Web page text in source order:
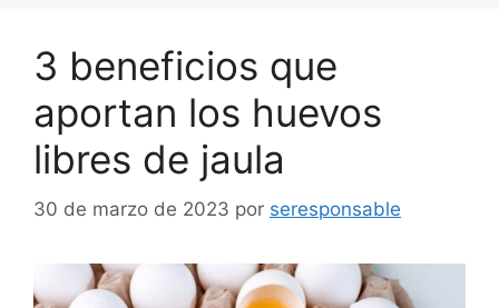
3 beneficios que
aportan los huevos
libres de jaula
30 de marzo de 2023 por seresponsable